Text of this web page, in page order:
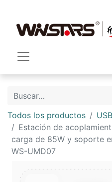
Todos los productos
Estación de
carga de 85W y soporte
WS-UMD07